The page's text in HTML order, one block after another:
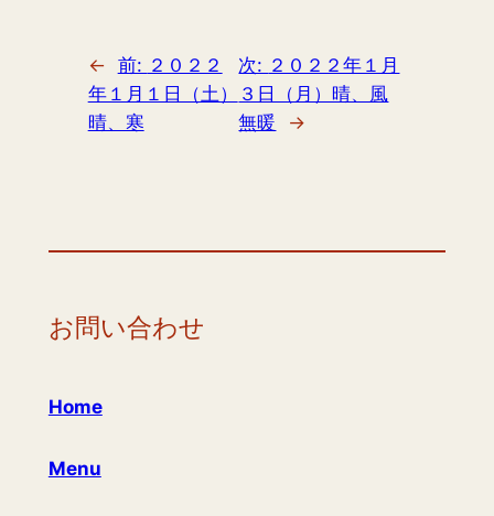
← 前: ２０２２
年１月１日（土）
晴、寒
次: ２０２２年１月
３日（月）晴、風
無暖
→
お問い合わせ
Home
Menu